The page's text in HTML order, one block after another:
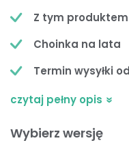
Z tym
Choinka na lata
Termin wysyłki
czytaj pełny opis
Wybierz wersję